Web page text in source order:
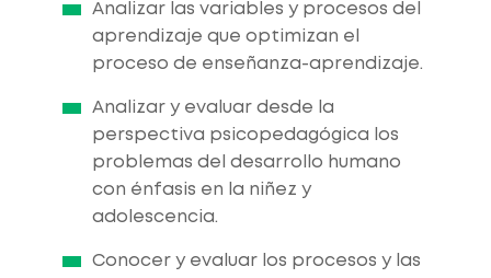
Analizar las variables y procesos del
aprendizaje que optimizan el
proceso de enseñanza-aprendizaje.
Analizar y evaluar desde la
perspectiva psicopedagógica los
problemas del desarrollo humano
con énfasis en la niñez y
adolescencia.
Conocer y evaluar los procesos y las